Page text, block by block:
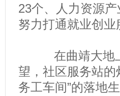
23个、人力资源
努力打通就业创业
在曲靖大地上
望，社区服务站的
务工车间”的落地